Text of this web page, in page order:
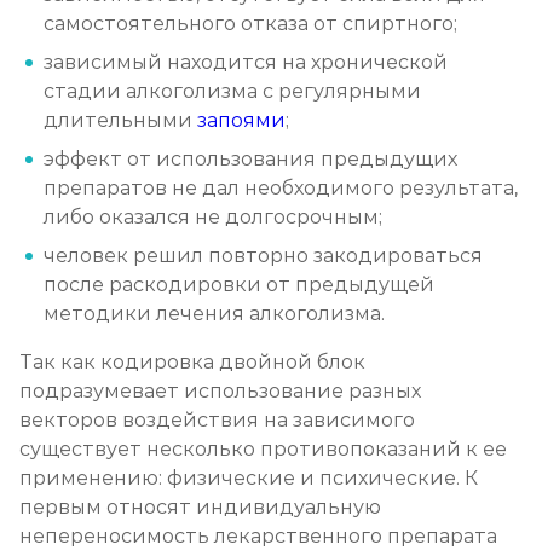
самостоятельного отказа от спиртного;
зависимый находится на хронической
стадии алкоголизма с регулярными
длительными запоями;
эффект от использования предыдущих
препаратов не дал необходимого результата,
либо оказался не долгосрочным;
человек решил повторно закодироваться
после раскодировки от предыдущей
методики лечения алкоголизма.
Так как кодировка двойной блок
подразумевает использование разных
векторов воздействия на зависимого
существует несколько противопоказаний к ее
применению: физические и психические. К
первым относят индивидуальную
непереносимость лекарственного препарата